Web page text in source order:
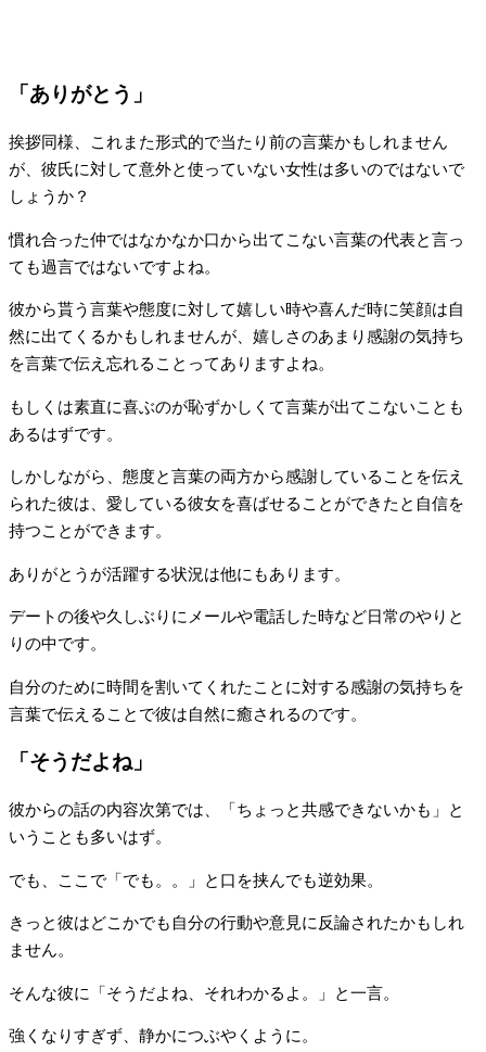
「ありがとう」
挨拶同様、これまた形式的で当たり前の言葉かもしれません
が、彼氏に対して意外と使っていない女性は多いのではないで
しょうか？
慣れ合った仲ではなかなか口から出てこない言葉の代表と言っ
ても過言ではないですよね。
彼から貰う言葉や態度に対して嬉しい時や喜んだ時に笑顔は自
然に出てくるかもしれませんが、嬉しさのあまり感謝の気持ち
を言葉で伝え忘れることってありますよね。
もしくは素直に喜ぶのが恥ずかしくて言葉が出てこないことも
あるはずです。
しかしながら、態度と言葉の両方から感謝していることを伝え
られた彼は、愛している彼女を喜ばせることができたと自信を
持つことができます。
ありがとうが活躍する状況は他にもあります。
デートの後や久しぶりにメールや電話した時など日常のやりと
りの中です。
自分のために時間を割いてくれたことに対する感謝の気持ちを
言葉で伝えることで彼は自然に癒されるのです。
「そうだよね」
彼からの話の内容次第では、「ちょっと共感できないかも」と
いうことも多いはず。
でも、ここで「でも。。」と口を挟んでも逆効果。
きっと彼はどこかでも自分の行動や意見に反論されたかもしれ
ません。
そんな彼に「そうだよね、それわかるよ。」と一言。
強くなりすぎず、静かにつぶやくように。